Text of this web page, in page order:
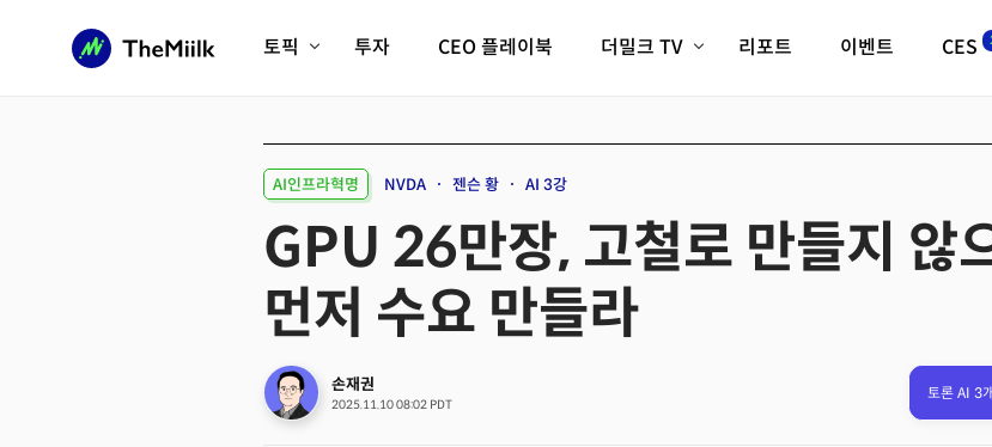
토픽
피지컬AI/로봇
AX비즈니스혁명 미래 교육/직업
전체 기사 보기
투자 CEO 플레이북 더밀크 TV
크리스의 뉴욕 시그널
더밀크 아카데미
더웨이브/트렌드쇼
리포트 이벤트 CES
필드 가이
AI인프라혁명 NVDA 젠슨 황 AI 3강
GPU 26만장, 고철로 만들지 않
먼저 수요 만들라
손재권
2025.11.10 08:02 PDT
토론 AI 3